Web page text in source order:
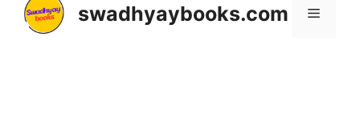
swadhyaybooks.com Menu